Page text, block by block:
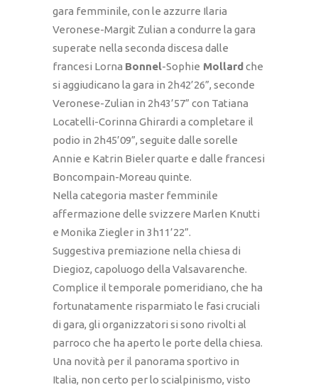
gara femminile, con le azzurre Ilaria
Veronese-Margit Zulian a condurre la gara
superate nella seconda discesa dalle
francesi Lorna Bonnel-Sophie Mollard che
si aggiudicano la gara in 2h42’26”, seconde
Veronese-Zulian in 2h43’57” con Tatiana
Locatelli-Corinna Ghirardi a completare il
podio in 2h45’09”, seguite dalle sorelle
Annie e Katrin Bieler quarte e dalle francesi
Boncompain-Moreau quinte.
Nella categoria master femminile
affermazione delle svizzere Marlen Knutti
e Monika Ziegler in 3h11’22”.
Suggestiva premiazione nella chiesa di
Diegioz, capoluogo della Valsavarenche.
Complice il temporale pomeridiano, che ha
fortunatamente risparmiato le fasi cruciali
di gara, gli organizzatori si sono rivolti al
parroco che ha aperto le porte della chiesa.
Una novità per il panorama sportivo in
Italia, non certo per lo scialpinismo, visto